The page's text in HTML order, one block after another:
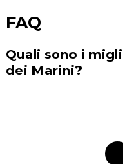
FAQ
Quali sono i
dei Marini?